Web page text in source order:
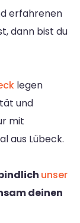
erfahrenen
dann bist du
legen
und
mit
aus Lübeck.
unser
deinen